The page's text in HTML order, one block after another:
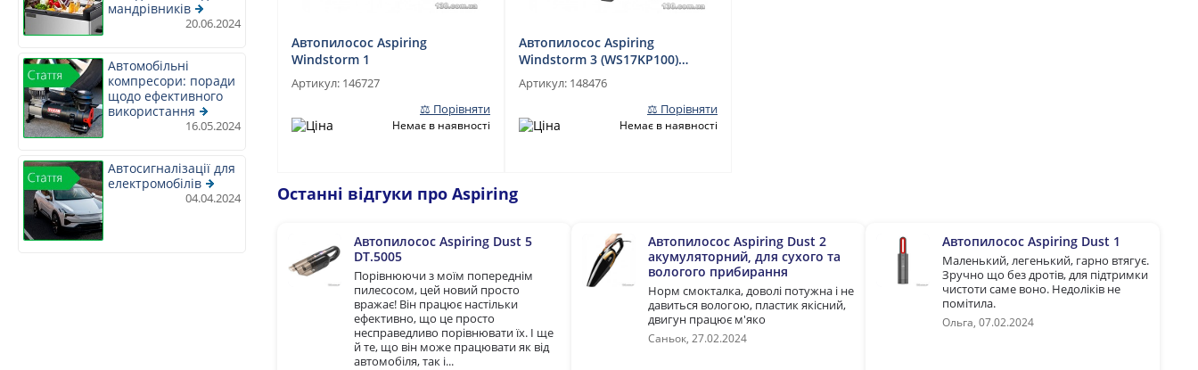
мандрівників
20.06.2024
Автомобільні
компресори: поради
щодо ефективного
використання
16.05.2024
Автосигналізації для
електромобілів
04.04.2024
Автопилосос Aspiring
Windstorm 1
Артикул: 146727
⚖ Порівняти
Немає в наявності
Автопилосос Aspiring
Windstorm 3 (WS17KP100)
акумуляторний, для сухого і
вологого прибирання
Артикул: 148476
⚖ Порівняти
Немає в наявності
Останні відгуки про Aspiring
Автопилосос Aspiring Dust 5
DT.5005
Порівнюючи з моїм попереднім
пилесосом, цей новий просто
вражає! Він працює настільки
ефективно, що це просто
несправедливо порівнювати їх. І ще
й те, що він може працювати як від
автомобіля, так і...
Автопилосос Aspiring Dust 2
акумуляторний, для сухого та
вологого прибирання
Норм смокталка, доволі потужна і не
давиться вологою, пластик якісний,
двигун працює м'яко
Саньок, 27.02.2024
Автопилосос Aspiring Dust 1
Маленький, легенький, гарно втягує.
Зручно що без дротів, для підтримки
чистоти саме воно. Недоліків не
помітила.
Ольга, 07.02.2024